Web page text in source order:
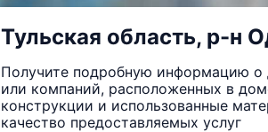
Тульская область, р-н
Получите подробную информацию о
или компаний, расположенных в
конструкции и использованные
качество предоставляемых услуг